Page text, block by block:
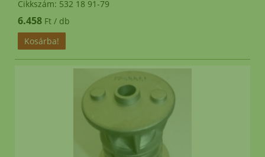
Cikkszám: 532 18 91-79
6.458 Ft / db